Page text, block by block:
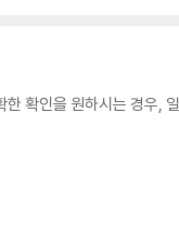
확인을 원하시는 경우, 일